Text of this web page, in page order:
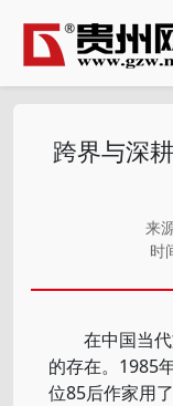
跨界与深
来
时
在中国当代
的存在。1985
位85后作家用